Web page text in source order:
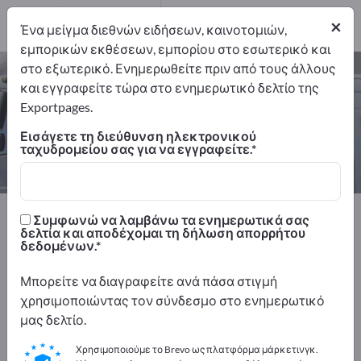
Εκχιονιστήρες – βρείτε κατασκευαστές
και προμηθευτές
Εξαγωγείς
5
Κατασκευαστής
5
Exportpages Οχήματα
Εκχιονιστήρες
Διαφημιστείτε δωρεάν στο
Exportpages!
Ανάγκες – Προσφορές – Μεταχειρισμένα προϊόντα
– Επαγγελματικές επαφές >> ξεκινήστε εδώ
×
Ένα μείγμα διεθνών ειδήσεων, καινοτομιών,
εμπορικών εκθέσεων, εμπορίου στο εσωτερικό και
στο εξωτερικό. Ενημερωθείτε πριν από τους άλλους
και εγγραφείτε τώρα στο ενημερωτικό δελτίο της
Exportpages.
Εισάγετε τη διεύθυνση ηλεκτρονικού
ταχυδρομείου σας για να εγγραφείτε.
Συμφωνώ να λαμβάνω τα ενημερωτικά σας
δελτία και αποδέχομαι τη δήλωση απορρήτου
δεδομένων.
Μπορείτε να διαγραφείτε ανά πάσα στιγμή
χρησιμοποιώντας τον σύνδεσμο στο ενημερωτικό
μας δελτίο.
Χρησιμοποιούμε το Brevo ως πλατφόρμα μάρκετινγκ.